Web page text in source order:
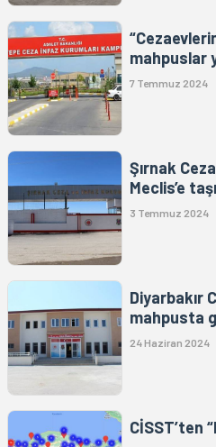
mahpuslar
7 Temmuz 2024
Şırnak
Meclis’e
3 Temmuz 2024
Diyarbakır
mahpusta
24 Haziran 2024
CİSST’ten